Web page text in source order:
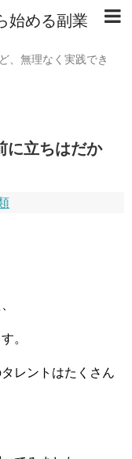
始める副業
、無理なく実践でき
に立ちはだか
。
レントはたくさん